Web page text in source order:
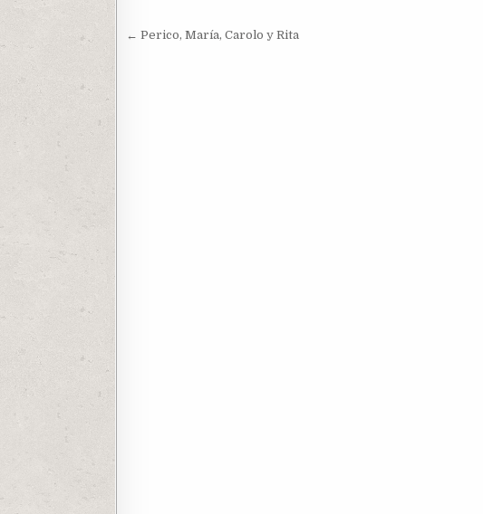
Navegación
← Perico, María, Carolo y Rita